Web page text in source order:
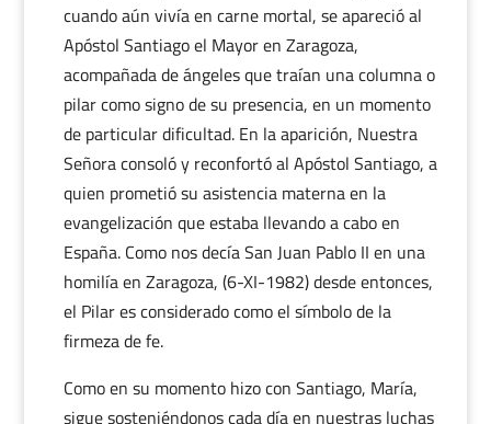
cuando aún vivía en carne mortal, se apareció al
Apóstol Santiago el Mayor en Zaragoza,
acompañada de ángeles que traían una columna o
pilar como signo de su presencia, en un momento
de particular dificultad. En la aparición, Nuestra
Señora consoló y reconfortó al Apóstol Santiago, a
quien prometió su asistencia materna en la
evangelización que estaba llevando a cabo en
España. Como nos decía San Juan Pablo II en una
homilía en Zaragoza, (6-XI-1982) desde entonces,
el Pilar es considerado como el símbolo de la
firmeza de fe.
Como en su momento hizo con Santiago, María,
sigue sosteniéndonos cada día en nuestras luchas